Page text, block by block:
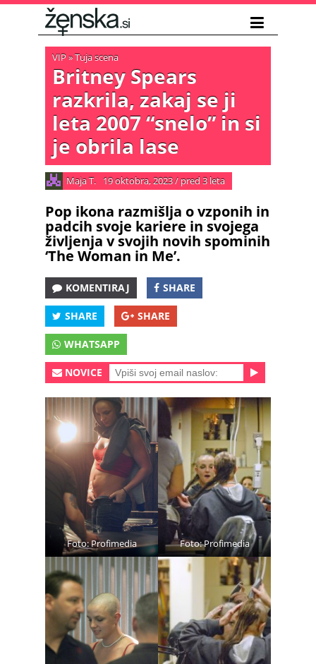
VIP»Tuja scena
Britney Spears
razkrila, zakaj se ji
leta 2007 “snelo” in si
je obrila lase
Maja T. 19 oktobra, 2023/ pred 3 leta
Pop ikona razmišlja o vzponih in
padcih svoje kariere in svojega
življenja v svojih novih spominih
‘The Woman in Me’.
KOMENTIRAJ SHARE
SHARE SHARE
WHATSAPP
NOVICE
Foto: Profimedia Foto: Profimedia